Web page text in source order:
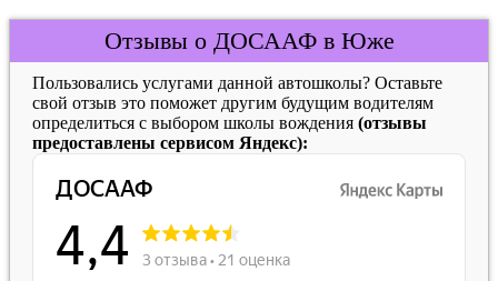
Отзывы о ДОСААФ в Юже
Пользовались услугами данной автошколы? Оставьте
свой отзыв это поможет другим будущим водителям
определиться с выбором школы вождения (отзывы
предоставлены сервисом Яндекс):